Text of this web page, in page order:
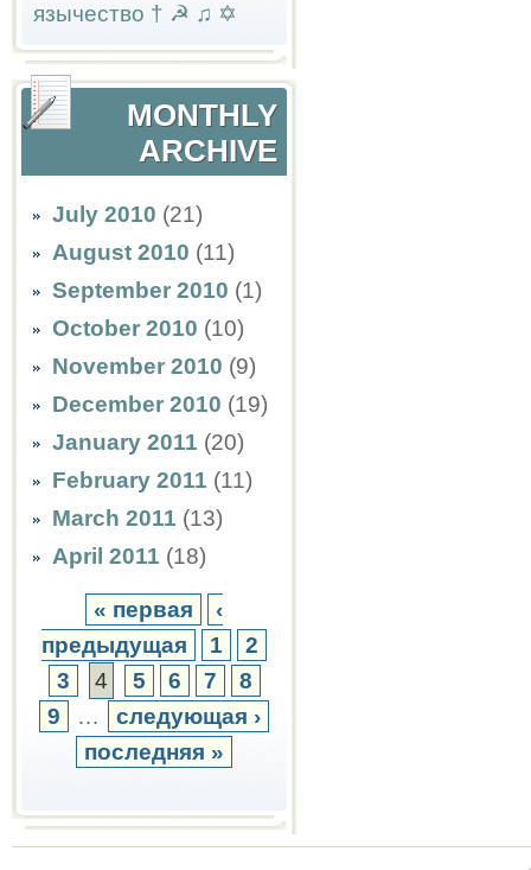
язычество † ☭ ♫ ✡
MONTHLY
ARCHIVE
July 2010 (21)
August 2010 (11)
September 2010 (1)
October 2010 (10)
November 2010 (9)
December 2010 (19)
January 2011 (20)
February 2011 (11)
March 2011 (13)
April 2011 (18)
« первая
‹
предыдущая
1
2
3
4 5 6 7
8
9
…
следующая ›
последняя »